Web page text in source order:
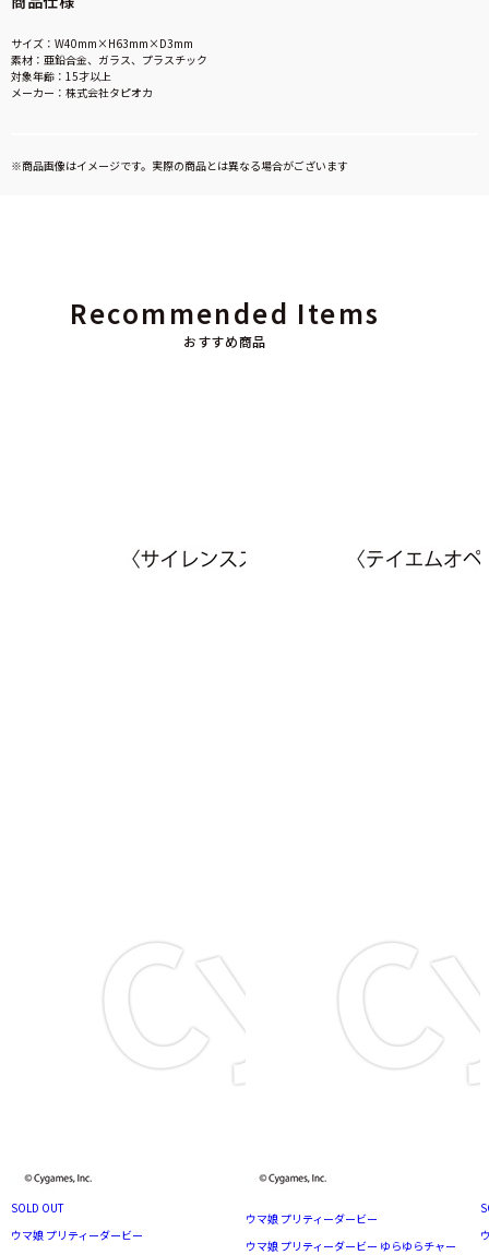
サイズ：W40mm×H63mm×D3mm
素材：亜鉛合金、ガラス、プラスチック
対象年齢：15才以上
メーカー：株式会社タピオカ
※商品画像はイメージです。実際の商品とは異なる場合がございます
おすすめ商品
Recommended Items
SOLD OUT
ウマ娘 プリティーダービー
ウマ娘 プリティーダービー
ウマ娘 プリティーダービー ゆらゆらチャー